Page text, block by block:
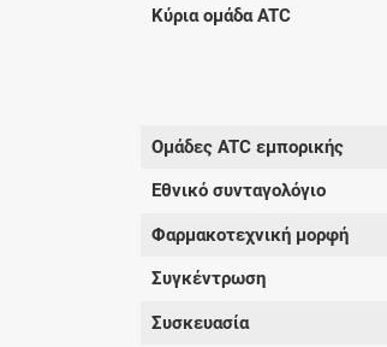
Κύρια ομάδα ATC
Ομάδες ATC εμπορικής
Εθνικό συνταγολόγιο
Φαρμακοτεχνική μορφή
Συγκέντρωση
Συσκευασία